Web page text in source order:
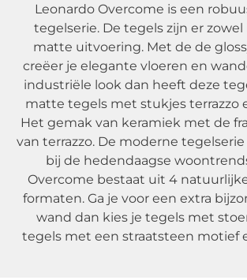
Leonardo Overcome is een
tegelserie. De tegels zijn er zowel
matte uitvoering. Met de de
creëer je elegante vloeren en
industriële look dan heeft deze
matte tegels met stukjes terrazzo
Het gemak van keramiek met de
van terrazzo. De moderne
bij de hedendaagse
Overcome bestaat uit 4
formaten. Ga je voor een extra
wand dan kies je tegels met
tegels met een straatsteen motief